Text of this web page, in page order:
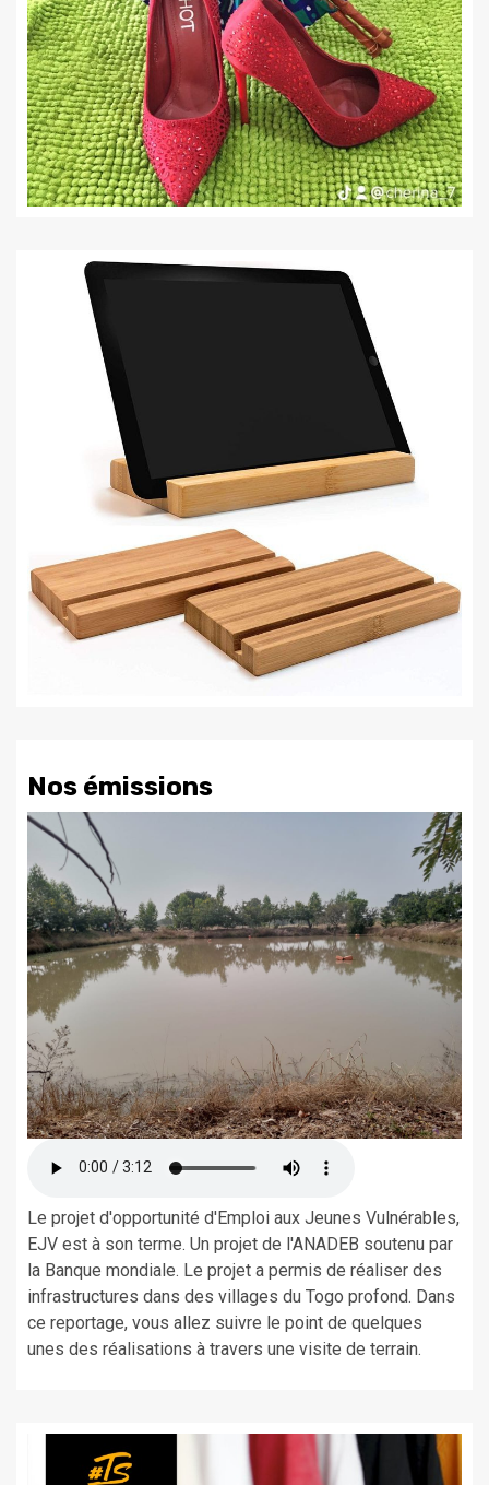
Nos émissions
Le projet d'opportunité d'Emploi aux Jeunes Vulnérables,
EJV est à son terme. Un projet de l'ANADEB soutenu par
la Banque mondiale. Le projet a permis de réaliser des
infrastructures dans des villages du Togo profond. Dans
ce reportage, vous allez suivre le point de quelques
unes des réalisations à travers une visite de terrain.